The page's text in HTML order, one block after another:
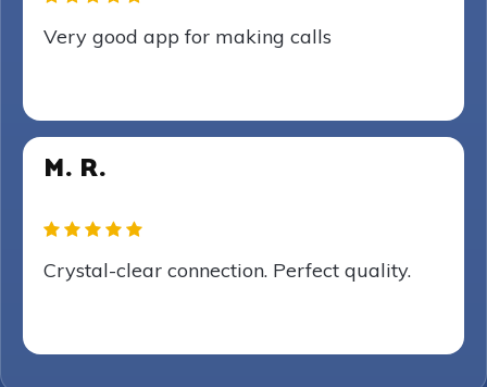
Very good app for making calls
M. R.
Crystal-clear connection. Perfect quality.